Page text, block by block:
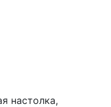
настолка,